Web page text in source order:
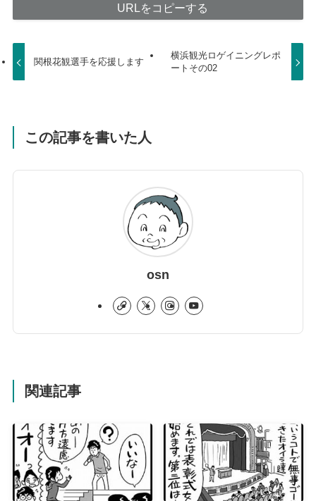
URLをコピーする
関根花観選手を応援します
横浜観光ロゲイニングレポ
ートその02
この記事を書いた人
osn
関連記事